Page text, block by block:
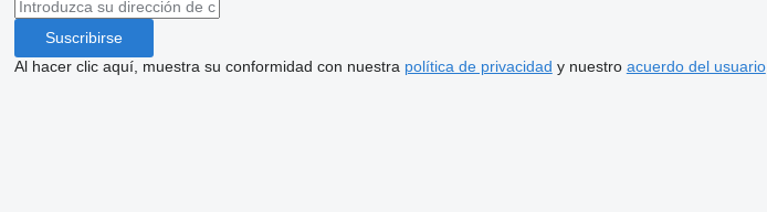
Suscribirse
Al hacer clic aquí, muestra su conformidad con nuestra política de privacidad y nuestro acuerdo del usuario.